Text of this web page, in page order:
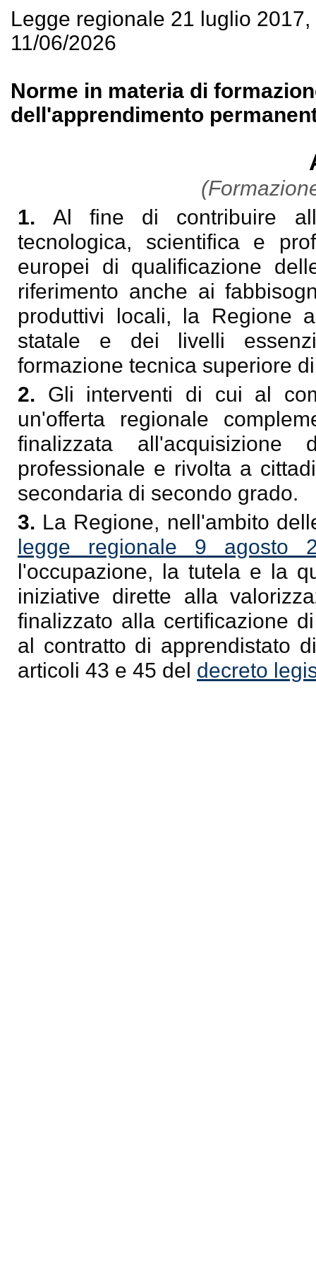
Legge regionale 21 luglio
11/06/2026
Norme in materia di
dell'apprendimento
1.Al fine di contribuire
tecnologica, scientifica e
europei di qualificazione
riferimento anche ai
produttivi locali, la Regione
statale e dei livelli
formazione tecnica superiore
2. Gli interventi di cui al
un'offerta regionale
finalizzata
professionale e rivolta a
secondaria di secondo grado.
3. La Regione, nell'ambito
legge regionale 9 agosto
l'occupazione, la tutela e la
iniziative dirette alla
finalizzato alla certificazione
al contratto di apprendistato
articoli 43 e 45 del decreto